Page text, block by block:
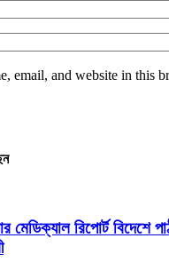
email, and website in this
মেডিক্যাল রিপোর্ট বিদেশে